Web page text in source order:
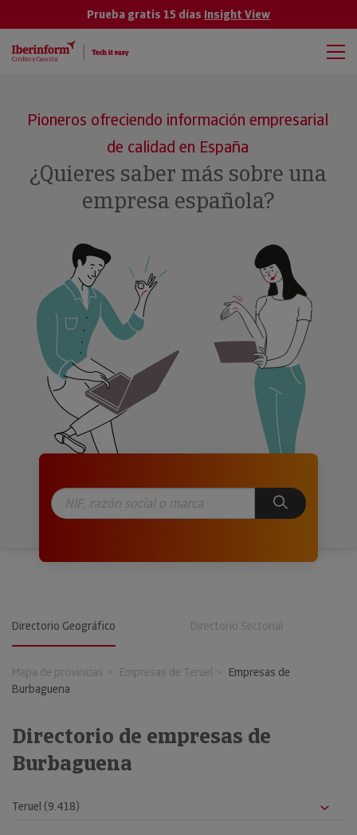
Prueba gratis 15 días Insight View
Pioneros ofreciendo información empresarial
de calidad en España
¿Quieres saber más sobre una
empresa española?
Directorio Geográfico Directorio Sectorial
Mapa de provincias Empresas de Teruel
Empresas de
Burbaguena
Directorio de empresas de
Burbaguena